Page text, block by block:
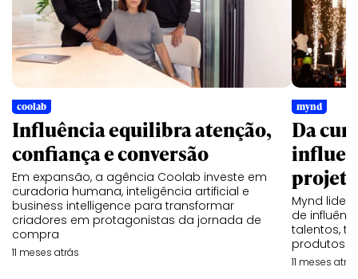
coolab
Influência equilibra atenção,
confiança e conversão
Em expansão, a agência Coolab investe em
curadoria humana, inteligência artificial e
business intelligence para transformar
criadores em protagonistas da jornada de
compra
11 meses atrás
mynd
Da
Mynd
de
talentos,
produtos e
11 meses atrás